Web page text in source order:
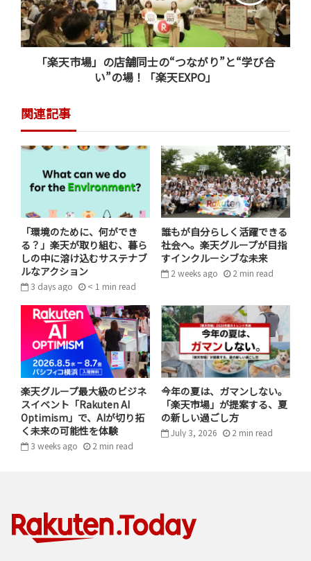
ント付与の倍率が増える常設ポイントプログラム
「SPU（スーパーポイントアッププログラム）」も始ま
りました。現在「楽天スーパーポイント」は、「最も貯
めたいポイント」（注１）、「最も利用頻度の高いポイ
ント」（注2）となっています。
（注１） NRI「インターネットアンケート調査」2016年
（N=10,000）
（注2）マイボイスコム ポイントサービスに関するアン
ケート調査（第５回）※直近１年間で最も頻繁に利用し
た共通ポイントサービスで「楽天スーパーポイント」が1
位
「楽天スーパーポイント」に込められ
た思い
「楽天スーパーポイント」プログラムには、お客様に楽
しくお得にお買い物をしてほしいという思いが込められ
ています。また、ポイントをきっかけに、さまざまな楽天
グループのサービスにも親しんでいただきたいという期待
も込められています。
累計付与ポイント数1兆ポイント突破を記念して特設ペー
ジでは、8月4日（金）9時59分まで、「楽天ポイント トリ
ビアQUIZ」を開催しています。5問のクイズに全問正解
「楽天市場」の店舗同士の“つながり”と“学び合
い”の場！「楽天EXPO」
関連記事
「環境のために、何ができ
る？」楽天が取り組む、暮ら
しの中に溶け込むサステナブ
ルなアクション
3 days ago < 1 min read
誰もが自分らしく活躍できる
社会へ。楽天グループが目指
すインクルーシブな未来
2 weeks ago 2 min read
楽天グループ最大級のビジネ
スイベント「Rakuten AI
Optimism」で、AIが切り拓
く未来の可能性を体験
3 weeks ago 2 min read
今年の夏は、ガマンしない。
「楽天市場」が提案する、夏
の新しい過ごし方
July 3, 2026 2 min read